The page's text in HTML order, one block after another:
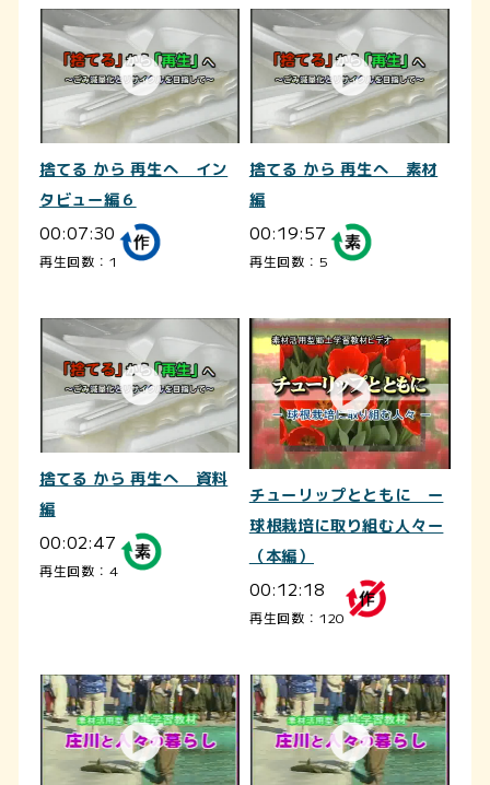
捨てる から 再生へ イン
タビュー編６
00:07:30
再生回数：1
捨てる から 再生へ 素材
編
00:19:57
再生回数：5
捨てる から 再生へ 資料
編
00:02:47
再生回数：4
チューリップとともに ー
球根栽培に取り組む人々ー
（本編）
00:12:18
再生回数：120